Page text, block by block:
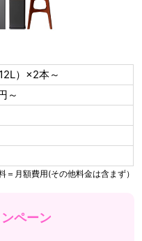
）×2本～
～
月額費用(その他料金は含まず）
ペーン